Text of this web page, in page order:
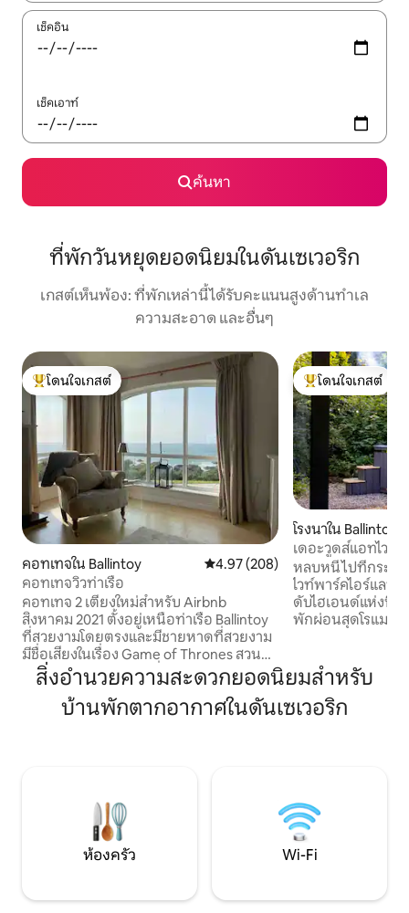
เช็คอิน
เช็คเอาท์
ค้นหา
ที่พักวันหยุดยอดนิยมในดันเซเวอริก
เกสต์เห็นพ้อง: ที่พักเหล่านี้ได้รับคะแนนสูงด้านทำเล
ความสะอาด และอื่นๆ
โดนใจเกสต์ที่สุด
โดนใจเกสต์
คอทเทจใน Ballintoy คะแนนเฉลี่ย 4.97 จาก 5, 208 รีวิว
4.97 (208)
คอทเทจวิวท่าเรือ
คอทเทจ 2 เตียงใหม่สำหรับ Airbnb
สิงหาคม 2021 ตั้งอยู่เหนือท่าเรือ Ballintoy
ที่สวยงามโดยตรงและมีชายหาดที่สวยงาม
มีชื่อเสียงในเรื่อง Game of Thrones สวน
ส่วนตัวขนาดใหญ่และที่จอดรถ 5 ไมล์ถึงไจ
แอนท์คอสเวย์ 6 ไมล์ถึง Ballycastle ฐานที่
สมบูรณ์แบบสำหรับสถานที่ท่องเที่ยว
ฝักบัวอาบน้ำห้องซักรีดและเครื่องนอนของ
โดนใจเกสต์ที่สุด
โดนใจเกสต์
โรงนาใน Ballintoy
เดอะวูดส์แอทไวท์
หลบหนีไปที่กระท่อ
ไวท์พาร์คไอร์แลน
ดับไฮเอนด์แห่งนี้มี
พักผ่อนสุดโรแมน
ที่มีอุปกรณ์ครบครั
เหมาะกับการรับป
หรูหราให้นอนหลั
สิ่งอำนวยความสะดวกยอดนิยมสำหรับ
บ้านพักตากอากาศในดันเซเวอริก
ห้องครัว Wi-Fi